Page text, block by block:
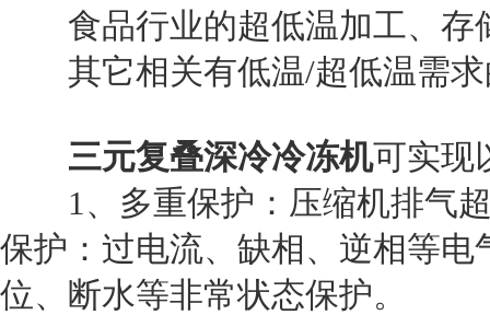
食品行业的超低温加工、存
其它相关有低温/超低温需求
三元复叠深冷冷冻机可实现
1、多重保护：压缩机排气超
保护：过电流、缺相、逆相等
位、断水等非常状态保护。